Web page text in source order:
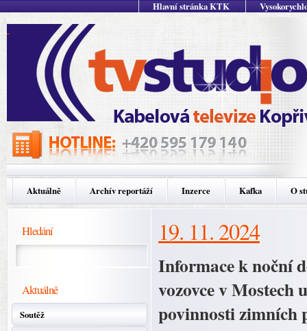
Hlavní stránka KTK
Aktuálně Archív reportáží Inzerce Kafka O
Hledání
Aktuálně
Soutěž
19. 11. 2024
Informace k noční
vozovce v
povinnosti zimních